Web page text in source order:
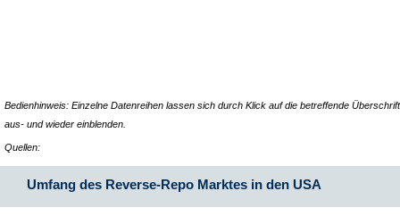
Bedienhinweis: Einzelne Datenreihen lassen sich durch Klick auf die betreffende Überschrift
aus- und wieder einblenden.
Quellen:
Umfang des Reverse-Repo Marktes in den USA